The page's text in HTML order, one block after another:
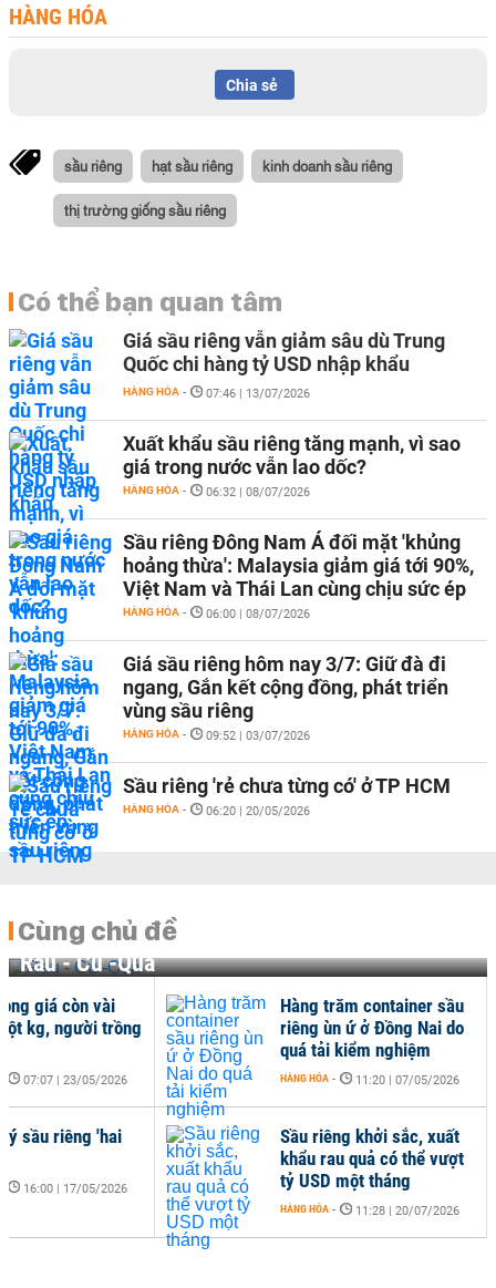
HÀNG HÓA
Chia sẻ
sầu riêng hạt sầu riêng kinh doanh sầu riêng
thị trường giống sầu riêng
Có thể bạn quan tâm
Giá sầu riêng vẫn giảm sâu dù Trung
Quốc chi hàng tỷ USD nhập khẩu
HÀNG HÓA - 07:46 | 13/07/2026
Xuất khẩu sầu riêng tăng mạnh, vì sao
giá trong nước vẫn lao dốc?
HÀNG HÓA - 06:32 | 08/07/2026
Sầu riêng Đông Nam Á đối mặt 'khủng
hoảng thừa': Malaysia giảm giá tới 90%,
Việt Nam và Thái Lan cùng chịu sức ép
HÀNG HÓA - 06:00 | 08/07/2026
Giá sầu riêng hôm nay 3/7: Giữ đà đi
ngang, Gắn kết cộng đồng, phát triển
vùng sầu riêng
HÀNG HÓA - 09:52 | 03/07/2026
Sầu riêng 'rẻ chưa từng có' ở TP HCM
HÀNG HÓA - 06:20 | 20/05/2026
Cùng chủ đề
Rau - Củ -Quả
Sầu riêng khởi sắc, xuất
khẩu rau quả có thể vượt
tỷ USD một tháng
HÀNG HÓA - 11:28 | 20/07/2026
giá còn vài
kg, người trồng
07:07 | 23/05/2026
lý sầu riêng 'hai
16:00 | 17/05/2026
Hàng trăm container sầu
riêng ùn ứ ở Đồng Nai do
quá tải kiểm nghiệm
HÀNG HÓA - 11:20 | 07/05/2026